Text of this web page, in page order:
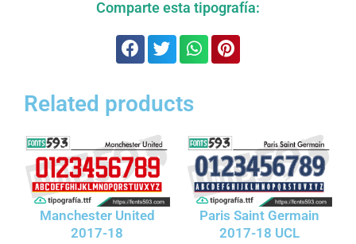
Comparte esta tipografía:
Related products
Manchester United
2017-18
Paris Saint Germain
2017-18 UCL